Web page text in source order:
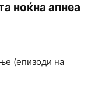
ноќна апнеа
(епизоди на